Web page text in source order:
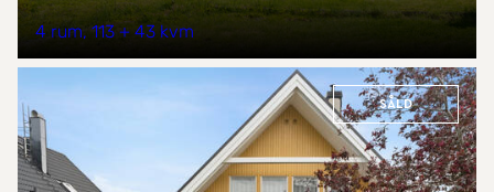
4 rum 113 + 43 kvm
Såld